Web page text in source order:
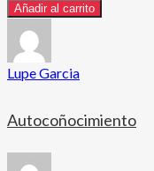
Añadir al carrito
Lupe Garcia
Autocoñocimiento